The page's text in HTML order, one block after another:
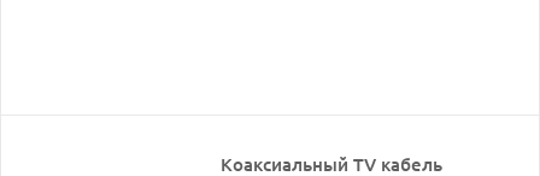
Коаксиальный TV кабель